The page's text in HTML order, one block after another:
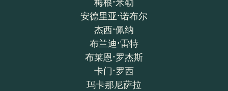
安德里亚·诺布尔
杰西·佩纳
布兰迪·雷特
布莱恩·罗杰斯
卡门·罗西
玛卡那尼萨拉